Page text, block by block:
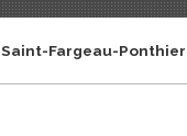
Saint-Fargeau-